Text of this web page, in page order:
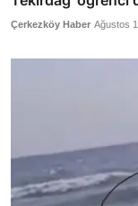
Çerkezköy Haber Ağustos